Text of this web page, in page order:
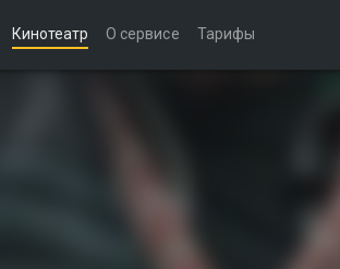
Кинотеатр О сервисе Тарифы